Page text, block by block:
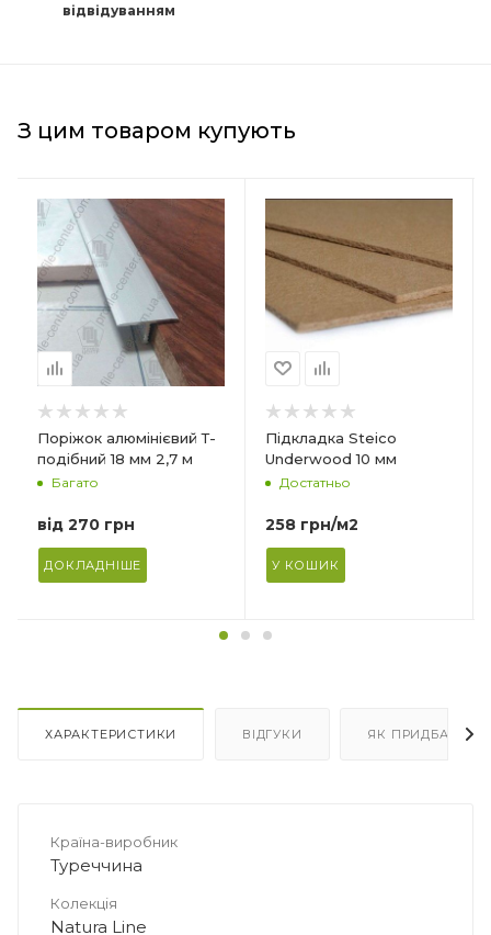
відвідуванням
З цим товаром купують
Поріжок алюмінієвий Т-
подібний 18 мм 2,7 м
Багато
від270 грн
ДОКЛАДНІШЕ
Країна-виробник
Польща
Товщина
10 мм
Ширина
590 мм
Довжина
Деревне волокно
Форма упаковки
Під ламінат/паркетну
дошку
Підкладка Steico
Underwood 10 мм
Достатньо
258 грн/м2
У КОШИК
Польща
Товщина
7 мм
Ширина
590 мм
Довжина
Матеріал
Деревне волокно
Форма упаковки
Під ламінат/паркетну
дошку
ХАРАКТЕРИСТИКИ ВІДГУКИ ЯК ПРИДБАТИ
Країна-виробник
Туреччина
Колекція
Natura Line